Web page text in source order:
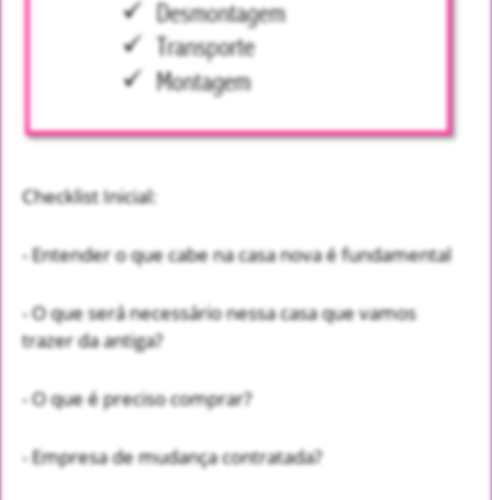
Checklist Inicial:
- Entender o que cabe na casa nova é fundamental
- O que será necessário nessa casa que vamos
trazer da antiga?
- O que é preciso comprar?
- Empresa de mudança contratada?